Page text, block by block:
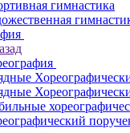
гимнастика